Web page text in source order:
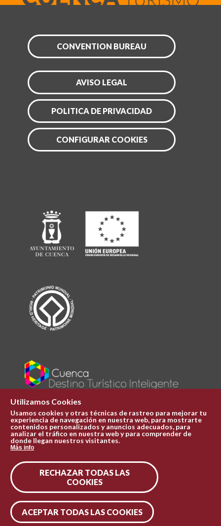
CONVENTION BUREAU
AVISO LEGAL
POLITICA DE PRIVACIDAD
CONFIGURAR COOKIES
Plaza Mayor 1
969 241 051
ofi.turismo@cuenca.es
Síguenos en las redes
Utilizamos Cookies
Usamos cookies y otras técnicas de rastreo para mejorar tu
experiencia de navegación en nuestra web, para mostrarte
contenidos personalizados y anuncios adecuados, para
analizar el tráfico en nuestra web y para comprender de
donde llegan nuestros visitantes.
Más info
RECHAZAR TODAS LAS
COOKIES
ACEPTAR TODAS LAS COOKIES